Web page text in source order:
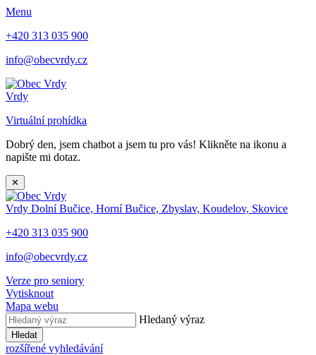
Menu
+420 313 035 900
info@obecvrdy.cz
Vrdy
Virtuální prohídka
Dobrý den, jsem chatbot a jsem tu pro vás! Klikněte na ikonu a
napište mi dotaz.
✕
Vrdy Dolní Bučice, Horní Bučice, Zbyslav, Koudelov, Skovice
+420 313 035 900
info@obecvrdy.cz
Verze pro seniory
Vytisknout
Mapa webu
Hledaný výraz
Hledat
rozšířené vyhledávání